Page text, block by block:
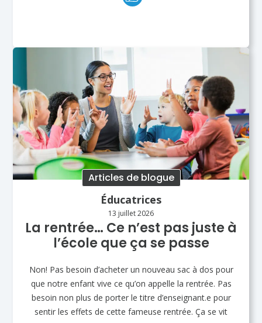
Articles de blogue
Éducatrices
13 juillet 2026
La rentrée… Ce n’est pas juste à
l’école que ça se passe
Non! Pas besoin d’acheter un nouveau sac à dos pour
que notre enfant vive ce qu’on appelle la rentrée. Pas
besoin non plus de porter le titre d’enseignant.e pour
sentir les effets de cette fameuse rentrée. Ça se vit